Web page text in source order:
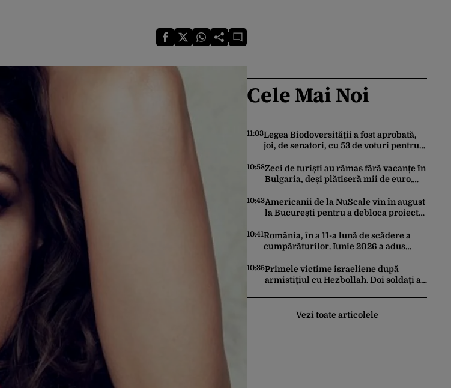
Cele Mai Noi
11:03Legea Biodoversităţii a fost aprobată,
joi, de senatori, cu 53 de voturi pentru
10:58Zeci de turiști au rămas fără vacanțe în
Bulgaria, deși plătiseră mii de euro.
pe o zi pe alta
10:43Americanii de la NuScale vin în august
la București pentru a debloca proiectul
10:41România, în a 11-a lună de scădere a
cumpărăturilor. Iunie 2026 a adus
INS
10:35Primele victime israeliene după
armistițiul cu Hezbollah. Doi soldați au
Vezi toate articolele